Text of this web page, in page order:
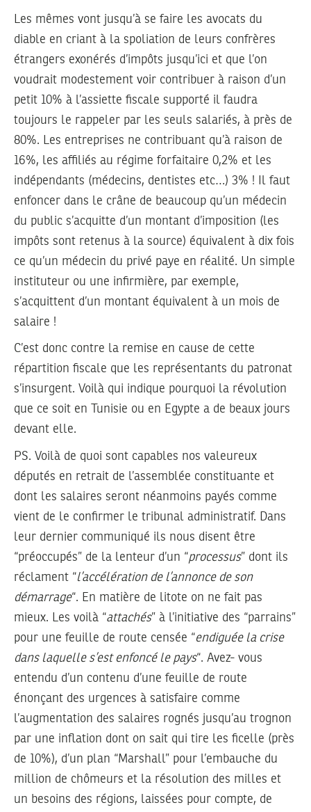
Les mêmes vont jusqu’à se faire les avocats du
diable en criant à la spoliation de leurs confrères
étrangers exonérés d’impôts jusqu’ici et que l’on
voudrait modestement voir contribuer à raison d’un
petit 10% à l’assiette fiscale supporté il faudra
toujours le rappeler par les seuls salariés, à près de
80%. Les entreprises ne contribuant qu’à raison de
16%, les affiliés au régime forfaitaire 0,2% et les
indépendants (médecins, dentistes etc…) 3% ! Il faut
enfoncer dans le crâne de beaucoup qu’un médecin
du public s’acquitte d’un montant d’imposition (les
impôts sont retenus à la source) équivalent à dix fois
ce qu’un médecin du privé paye en réalité. Un simple
instituteur ou une infirmière, par exemple,
s’acquittent d’un montant équivalent à un mois de
salaire !
C’est donc contre la remise en cause de cette
répartition fiscale que les représentants du patronat
s’insurgent. Voilà qui indique pourquoi la révolution
que ce soit en Tunisie ou en Egypte a de beaux jours
devant elle.
PS. Voilà de quoi sont capables nos valeureux
députés en retrait de l’assemblée constituante et
dont les salaires seront néanmoins payés comme
vient de le confirmer le tribunal administratif. Dans
leur dernier communiqué ils nous disent être
“préoccupés” de la lenteur d’un “processus” dont ils
réclament “l’accélération de l’annonce de son
démarrage“. En matière de litote on ne fait pas
mieux. Les voilà “attachés” à l’initiative des “parrains”
pour une feuille de route censée “endiguée la crise
dans laquelle s’est enfoncé le pays“. Avez- vous
entendu d’un contenu d’une feuille de route
énonçant des urgences à satisfaire comme
l’augmentation des salaires rognés jusqu’au trognon
par une inflation dont on sait qui tire les ficelle (près
de 10%), d’un plan “Marshall” pour l’embauche du
million de chômeurs et la résolution des milles et
un besoins des régions, laissées pour compte, de